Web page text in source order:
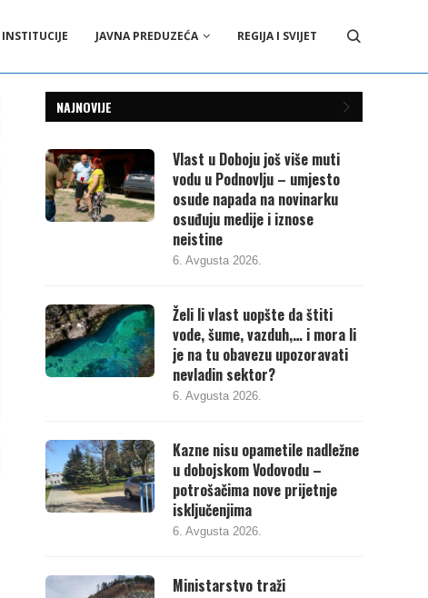
INSTITUCIJE JAVNA PREDUZEĆA REGIJA I SVIJET
NAJNOVIJE
Vlast u Doboju još više muti
vodu u Podnovlju – umjesto
osude napada na novinarku
osuđuju medije i iznose
neistine
6. Avgusta 2026.
Želi li vlast uopšte da štiti
vode, šume, vazduh,… i mora li
je na tu obavezu upozoravati
nevladin sektor?
6. Avgusta 2026.
Kazne nisu opametile nadležne
u dobojskom Vodovodu –
potrošačima nove prijetnje
isključenjima
6. Avgusta 2026.
Ministarstvo traži